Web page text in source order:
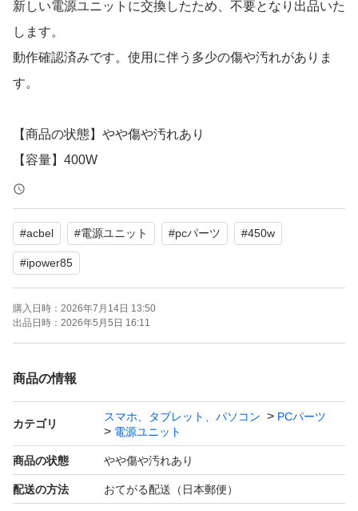
新しい電源ユニットに交換したため、不要となり出品いた
します。
動作確認済みです。使用に伴う多少の傷や汚れがありま
す。
【商品の状態】やや傷や汚れあり
【容量】400W
よろしくお願いいたします。
#acbel #電源ユニット #pcパーツ #450w
#ipower85
購入日時： 2026年7月14日 13:50
出品日時： 2026年5月5日 16:11
商品の情報
カテゴリ
スマホ、タブレット、パソコン
PCパーツ
電源ユニット
商品の状態 やや傷や汚れあり
配送の方法 おてがる配送（日本郵便）